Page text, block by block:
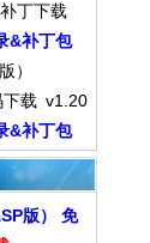
家把不要
，赶紧来
丁下载
&补丁包
）
下载 v1.20
&补丁包
版） 免